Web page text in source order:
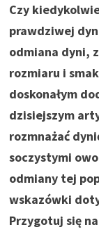
Czy
prawdziwej
odmiana dyni,
rozmiaru i
doskonałym
dzisiejszym
rozmnażać
soczystymi
odmiany tej
wskazówki
Przygotuj się